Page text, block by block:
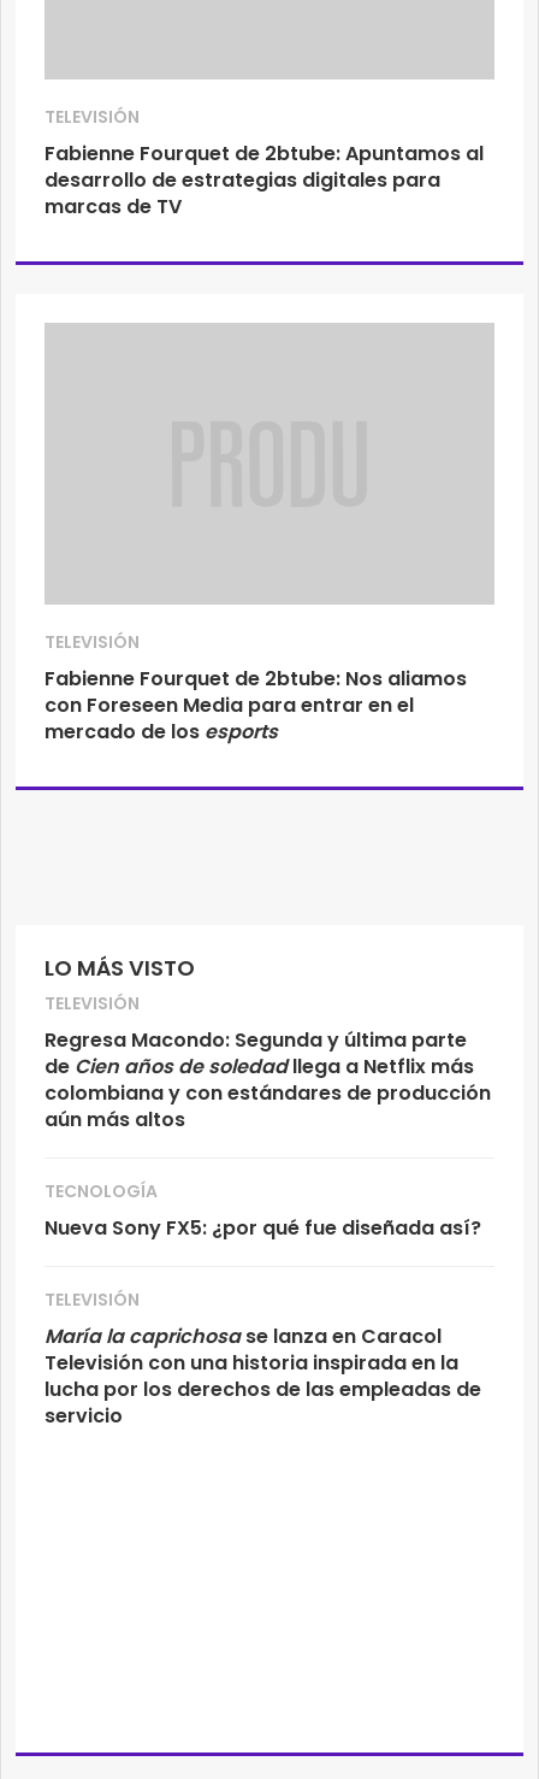
LO MÁS VISTO
TELEVISIÓN
Regresa Macondo: Segunda y última parte
de Cien años de soledadllega a Netflix más
colombiana y con estándares de producción
aún más altos
TECNOLOGÍA
Nueva Sony FX5: ¿por qué fue diseñada así?
TELEVISIÓN
María la caprichosase lanza en Caracol
Televisión con una historia inspirada en la
lucha por los derechos de las empleadas de
servicio
TELEVISIÓN
Fabienne Fourquet de 2btube: Apuntamos al
desarrollo de estrategias digitales para
marcas de TV
TELEVISIÓN
Fabienne Fourquet de 2btube: Nos aliamos
con Foreseen Media para entrar en el
mercado de los esports